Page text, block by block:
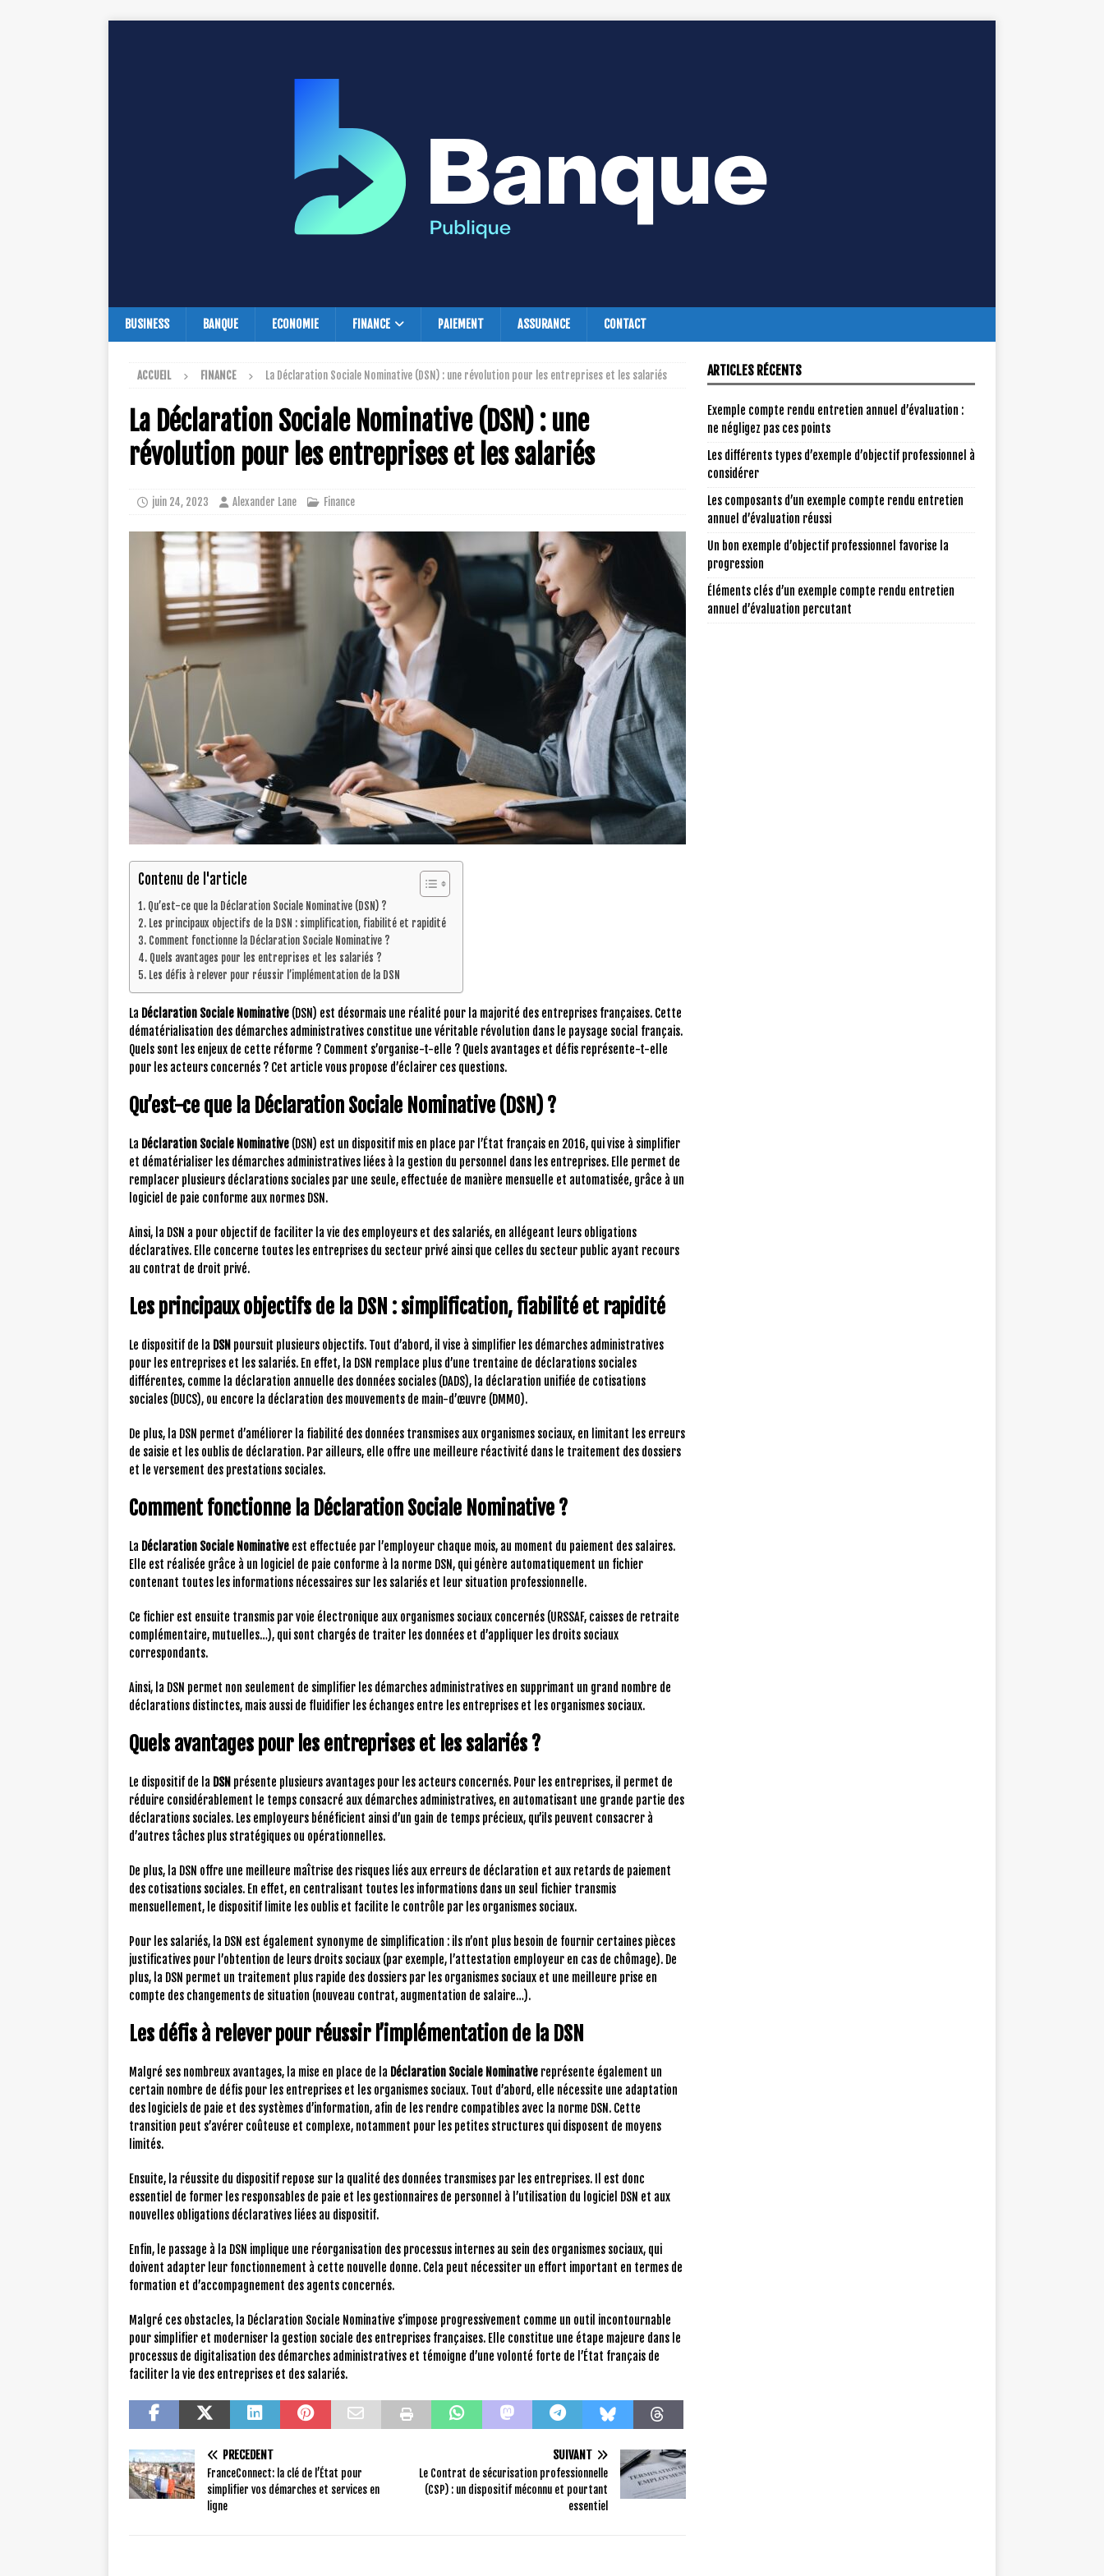
BUSINESS BANQUE ECONOMIE FINANCE PAIEMENT ASSURANCE CONTACT
ACCUEIL FINANCE La Déclaration Sociale Nominative (DSN) : une révolution pour les entreprises et les salariés
La Déclaration Sociale Nominative (DSN) : une
révolution pour les entreprises et les salariés
juin 24, 2023 Alexander Lane Finance
Contenu de l'article
Qu’est-ce que la Déclaration Sociale Nominative (DSN) ?
Les principaux objectifs de la DSN : simplification, fiabilité et rapidité
Comment fonctionne la Déclaration Sociale Nominative ?
Quels avantages pour les entreprises et les salariés ?
Les défis à relever pour réussir l’implémentation de la DSN
La Déclaration Sociale Nominative (DSN) est désormais une réalité pour la majorité des entreprises françaises. Cette
dématérialisation des démarches administratives constitue une véritable révolution dans le paysage social français.
Quels sont les enjeux de cette réforme ? Comment s’organise-t-elle ? Quels avantages et défis représente-t-elle
pour les acteurs concernés ? Cet article vous propose d’éclairer ces questions.
Qu’est-ce que la Déclaration Sociale Nominative (DSN) ?
La Déclaration Sociale Nominative (DSN) est un dispositif mis en place par l’État français en 2016, qui vise à simplifier
et dématérialiser les démarches administratives liées à la gestion du personnel dans les entreprises. Elle permet de
remplacer plusieurs déclarations sociales par une seule, effectuée de manière mensuelle et automatisée, grâce à un
logiciel de paie conforme aux normes DSN.
Ainsi, la DSN a pour objectif de faciliter la vie des employeurs et des salariés, en allégeant leurs obligations
déclaratives. Elle concerne toutes les entreprises du secteur privé ainsi que celles du secteur public ayant recours
au contrat de droit privé.
Les principaux objectifs de la DSN : simplification, fiabilité et rapidité
Le dispositif de la DSN poursuit plusieurs objectifs. Tout d’abord, il vise à simplifier les démarches administratives
pour les entreprises et les salariés. En effet, la DSN remplace plus d’une trentaine de déclarations sociales
différentes, comme la déclaration annuelle des données sociales (DADS), la déclaration unifiée de cotisations
sociales (DUCS), ou encore la déclaration des mouvements de main-d’œuvre (DMMO).
De plus, la DSN permet d’améliorer la fiabilité des données transmises aux organismes sociaux, en limitant les erreurs
de saisie et les oublis de déclaration. Par ailleurs, elle offre une meilleure réactivité dans le traitement des dossiers
et le versement des prestations sociales.
Comment fonctionne la Déclaration Sociale Nominative ?
La Déclaration Sociale Nominative est effectuée par l’employeur chaque mois, au moment du paiement des salaires.
Elle est réalisée grâce à un logiciel de paie conforme à la norme DSN, qui génère automatiquement un fichier
contenant toutes les informations nécessaires sur les salariés et leur situation professionnelle.
Ce fichier est ensuite transmis par voie électronique aux organismes sociaux concernés (URSSAF, caisses de retraite
complémentaire, mutuelles…), qui sont chargés de traiter les données et d’appliquer les droits sociaux
correspondants.
Ainsi, la DSN permet non seulement de simplifier les démarches administratives en supprimant un grand nombre de
déclarations distinctes, mais aussi de fluidifier les échanges entre les entreprises et les organismes sociaux.
Quels avantages pour les entreprises et les salariés ?
Le dispositif de la DSN présente plusieurs avantages pour les acteurs concernés. Pour les entreprises, il permet de
réduire considérablement le temps consacré aux démarches administratives, en automatisant une grande partie des
déclarations sociales. Les employeurs bénéficient ainsi d’un gain de temps précieux, qu’ils peuvent consacrer à
d’autres tâches plus stratégiques ou opérationnelles.
De plus, la DSN offre une meilleure maîtrise des risques liés aux erreurs de déclaration et aux retards de paiement
des cotisations sociales. En effet, en centralisant toutes les informations dans un seul fichier transmis
mensuellement, le dispositif limite les oublis et facilite le contrôle par les organismes sociaux.
Pour les salariés, la DSN est également synonyme de simplification : ils n’ont plus besoin de fournir certaines pièces
justificatives pour l’obtention de leurs droits sociaux (par exemple, l’attestation employeur en cas de chômage). De
plus, la DSN permet un traitement plus rapide des dossiers par les organismes sociaux et une meilleure prise en
compte des changements de situation (nouveau contrat, augmentation de salaire…).
Les défis à relever pour réussir l’implémentation de la DSN
Malgré ses nombreux avantages, la mise en place de la Déclaration Sociale Nominative représente également un
certain nombre de défis pour les entreprises et les organismes sociaux. Tout d’abord, elle nécessite une adaptation
des logiciels de paie et des systèmes d’information, afin de les rendre compatibles avec la norme DSN. Cette
transition peut s’avérer coûteuse et complexe, notamment pour les petites structures qui disposent de moyens
limités.
Ensuite, la réussite du dispositif repose sur la qualité des données transmises par les entreprises. Il est donc
essentiel de former les responsables de paie et les gestionnaires de personnel à l’utilisation du logiciel DSN et aux
nouvelles obligations déclaratives liées au dispositif.
Enfin, le passage à la DSN implique une réorganisation des processus internes au sein des organismes sociaux, qui
doivent adapter leur fonctionnement à cette nouvelle donne. Cela peut nécessiter un effort important en termes de
formation et d’accompagnement des agents concernés.
Malgré ces obstacles, la Déclaration Sociale Nominative s’impose progressivement comme un outil incontournable
pour simplifier et moderniser la gestion sociale des entreprises françaises. Elle constitue une étape majeure dans le
processus de digitalisation des démarches administratives et témoigne d’une volonté forte de l’État français de
faciliter la vie des entreprises et des salariés.
PRÉCÉDENT
FranceConnect: la clé de l’État pour
simplifier vos démarches et services en
ligne
SUIVANT
Le Contrat de sécurisation professionnelle
(CSP) : un dispositif méconnu et pourtant
essentiel
ARTICLES RÉCENTS
Exemple compte rendu entretien annuel d’évaluation :
ne négligez pas ces points
Les différents types d’exemple d’objectif professionnel à
considérer
Les composants d’un exemple compte rendu entretien
annuel d’évaluation réussi
Un bon exemple d’objectif professionnel favorise la
progression
Éléments clés d’un exemple compte rendu entretien
annuel d’évaluation percutant